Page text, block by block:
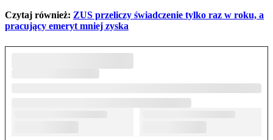
Czytaj również: ZUS przeliczy świadczenie tylko raz w roku, a
pracujący emeryt mniej zyska